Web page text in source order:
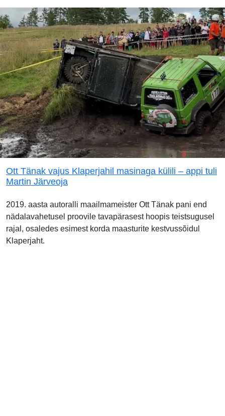
Ott Tänak vajus Klaperjahil masinaga külili – appi tuli
Martin Järveoja
2019. aasta autoralli maailmameister Ott Tänak pani end
nädalavahetusel proovile tavapärasest hoopis teistsugusel
rajal, osaledes esimest korda maasturite kestvussõidul
Klaperjaht.